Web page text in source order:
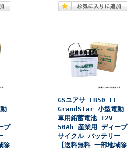
プ
除
GSユアサ EB50 LE
GrandStar 小型電動
車用鉛蓄電池 12V
50Ah 産業用 ディープ
サイクル バッテリー
【送料無料 一部地域除